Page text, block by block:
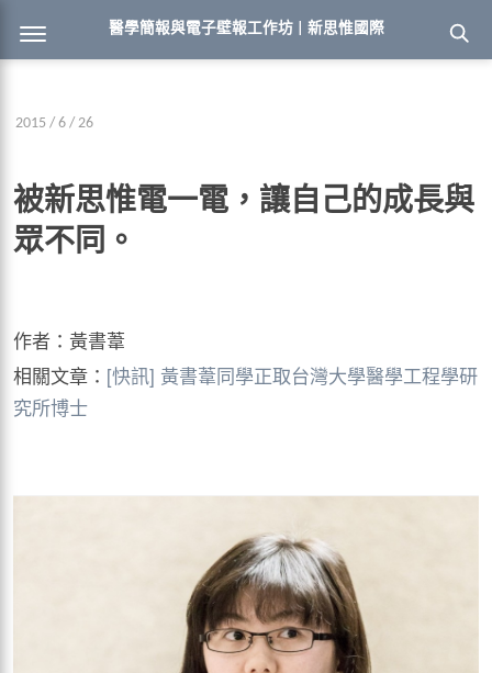
醫學簡報與電子壁報工作坊 | 新思惟國際
2015 / 6 / 26
被新思惟電一電，讓自己的成長與
眾不同。
作者：黃書葦
相關文章： [快訊] 黃書葦同學正取台灣大學醫學工程學研
究所博士